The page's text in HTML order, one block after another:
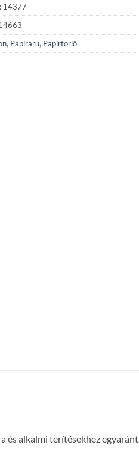
14377
, Papíráru, Papírtörlő
és alkalmi terítésekhez egyaránt.